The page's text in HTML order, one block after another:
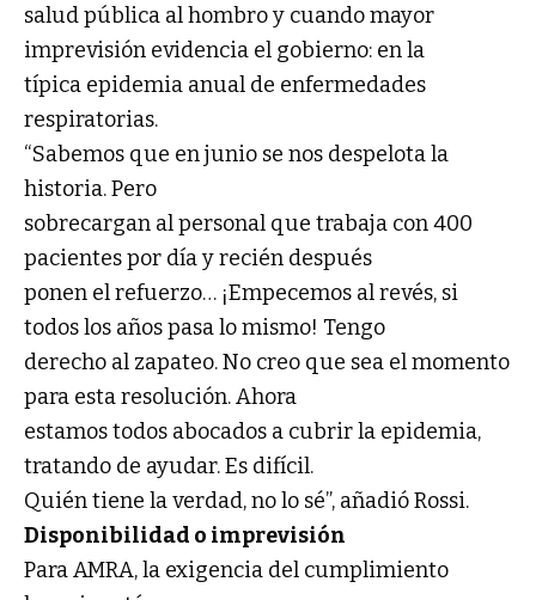
salud pública al hombro y cuando mayor
imprevisión evidencia el gobierno: en la
típica epidemia anual de enfermedades
respiratorias.
“Sabemos que en junio se nos despelota la
historia. Pero
sobrecargan al personal que trabaja con 400
pacientes por día y recién después
ponen el refuerzo… ¡Empecemos al revés, si
todos los años pasa lo mismo! Tengo
derecho al zapateo. No creo que sea el momento
para esta resolución. Ahora
estamos todos abocados a cubrir la epidemia,
tratando de ayudar. Es difícil.
Quién tiene la verdad, no lo sé”, añadió Rossi.
Disponibilidad o imprevisión
Para AMRA, la exigencia del cumplimiento